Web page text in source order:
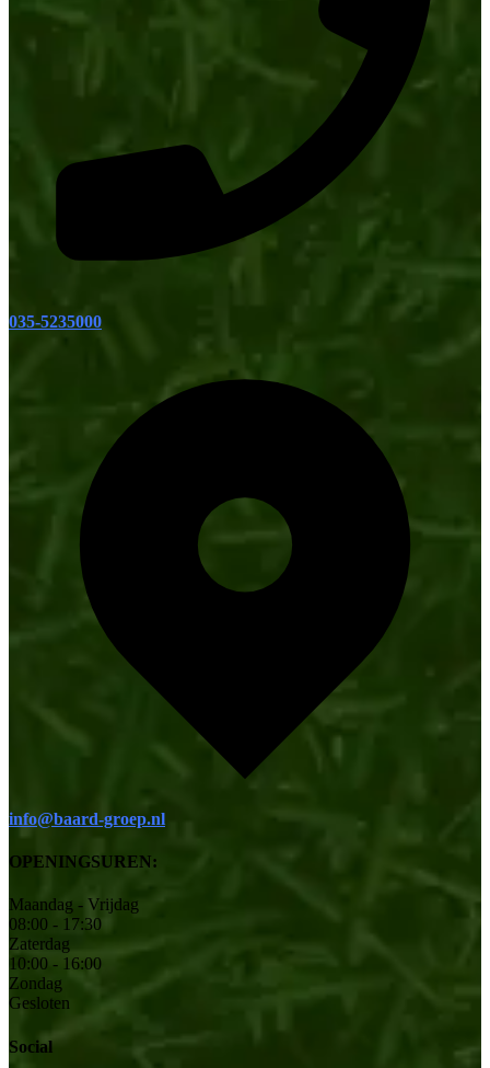
035-5235000
info@baard-groep.nl
OPENINGSUREN:
Maandag - Vrijdag
08:00 - 17:30
Zaterdag
10:00 - 16:00
Zondag
Gesloten
Social